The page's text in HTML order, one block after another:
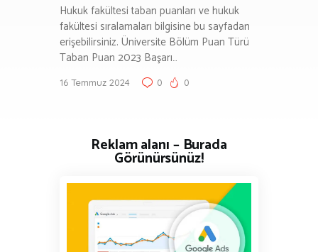
Hukuk fakültesi taban puanları ve hukuk
fakültesi sıralamaları bilgisine bu sayfadan
erişebilirsiniz. Üniversite Bölüm Puan Türü
Taban Puan 2023 Başarı…
16 Temmuz 2024 0 0
Reklam alanı – Burada
Görünürsünüz!